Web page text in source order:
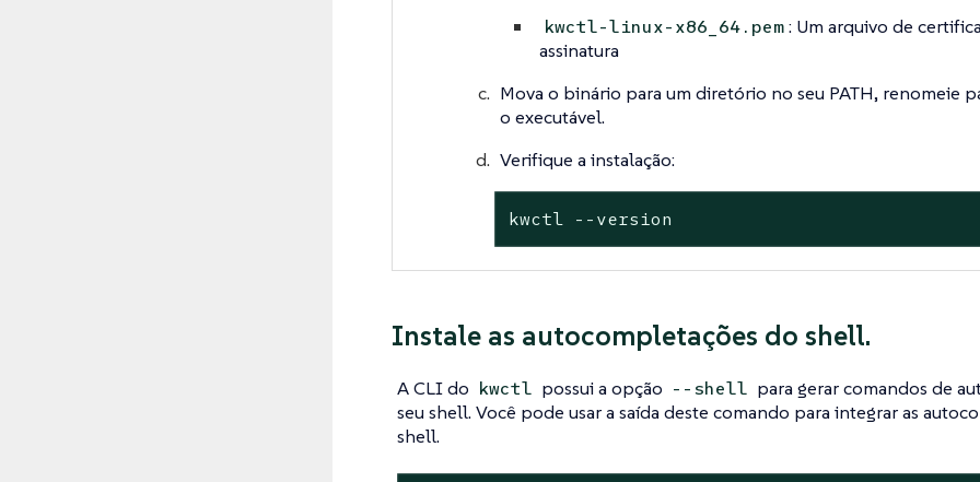
kwctl-linux-x86_64.pem: Um arquivo de
assinatura
Mova o binário para um diretório no seu PATH, renomeie
o executável.
Verifique a instalação:
kwctl --version
Instale as autocompletações do shell.
A CLI do kwctl possui a opção --shell para gerar comandos de
seu shell. Você pode usar a saída deste comando para integrar as
shell.